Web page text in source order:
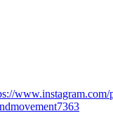
www.instagram.com/